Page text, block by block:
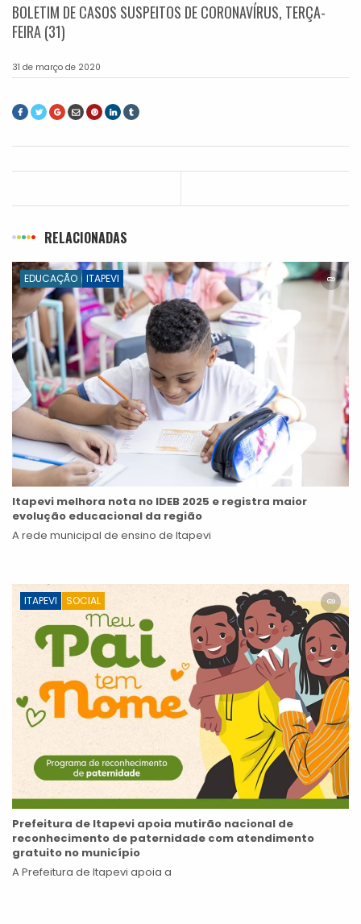
BOLETIM DE CASOS SUSPEITOS DE CORONAVÍRUS, TERÇA-
FEIRA (31)
31 de março de 2020
RELACIONADAS
EDUCAÇÃO ITAPEVI
Itapevi melhora nota no IDEB 2025 e registra maior
evolução educacional da região
A rede municipal de ensino de Itapevi
ITAPEVI SOCIAL
Prefeitura de Itapevi apoia mutirão nacional de
reconhecimento de paternidade com atendimento
gratuito no município
A Prefeitura de Itapevi apoia a